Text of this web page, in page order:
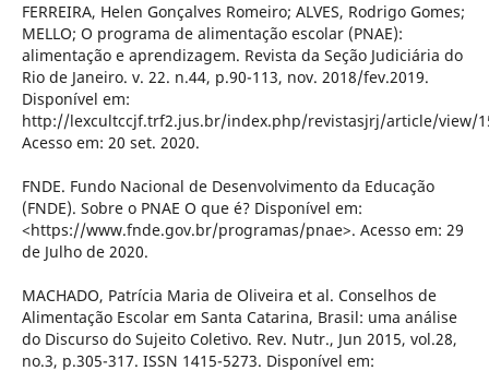
FERREIRA, Helen Gonçalves Romeiro; ALVES, Rodrigo Gomes;
MELLO; O programa de alimentação escolar (PNAE):
alimentação e aprendizagem. Revista da Seção Judiciária do
Rio de Janeiro. v. 22. n.44, p.90-113, nov. 2018/fev.2019.
Disponível em:
http://lexcultccjf.trf2.jus.br/index.php/revistasjrj/article/view/
Acesso em: 20 set. 2020.
FNDE. Fundo Nacional de Desenvolvimento da Educação
(FNDE). Sobre o PNAE O que é? Disponível em:
<https://www.fnde.gov.br/programas/pnae>. Acesso em: 29
de Julho de 2020.
MACHADO, Patrícia Maria de Oliveira et al. Conselhos de
Alimentação Escolar em Santa Catarina, Brasil: uma análise
do Discurso do Sujeito Coletivo. Rev. Nutr., Jun 2015, vol.28,
no.3, p.305-317. ISSN 1415-5273. Disponível em: